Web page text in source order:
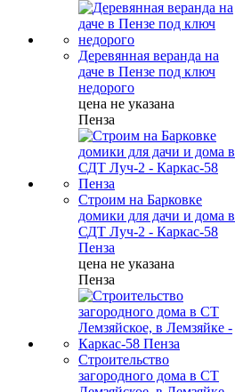
Деревянная веранда на
даче в Пензе под ключ
недорого
цена не указана
Пенза
Строим на Барковке
домики для дачи и дома в
СДТ Луч-2 - Каркас-58
Пенза
цена не указана
Пенза
Строительство
загородного дома в СТ